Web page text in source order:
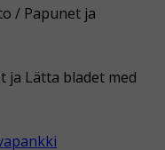
/ Papunet ja
ja Lätta bladet med